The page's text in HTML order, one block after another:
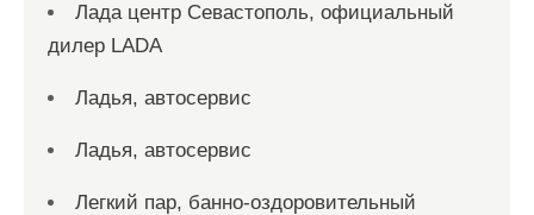
Лада центр Севастополь, официальный
дилер LADA
Ладья, автосервис
Ладья, автосервис
Легкий пар, банно-оздоровительный